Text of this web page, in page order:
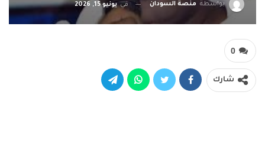
بواسطة منصة السودان فييونيو 15, 2026
0
شارك